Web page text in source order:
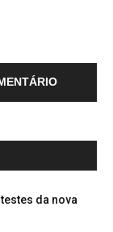
da nova